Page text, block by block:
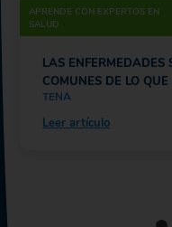
APRENDE CON EXPERTOS EN
SALUD
LAS ENFERMEDADES
COMUNES DE LO
TENA
Leer artículo